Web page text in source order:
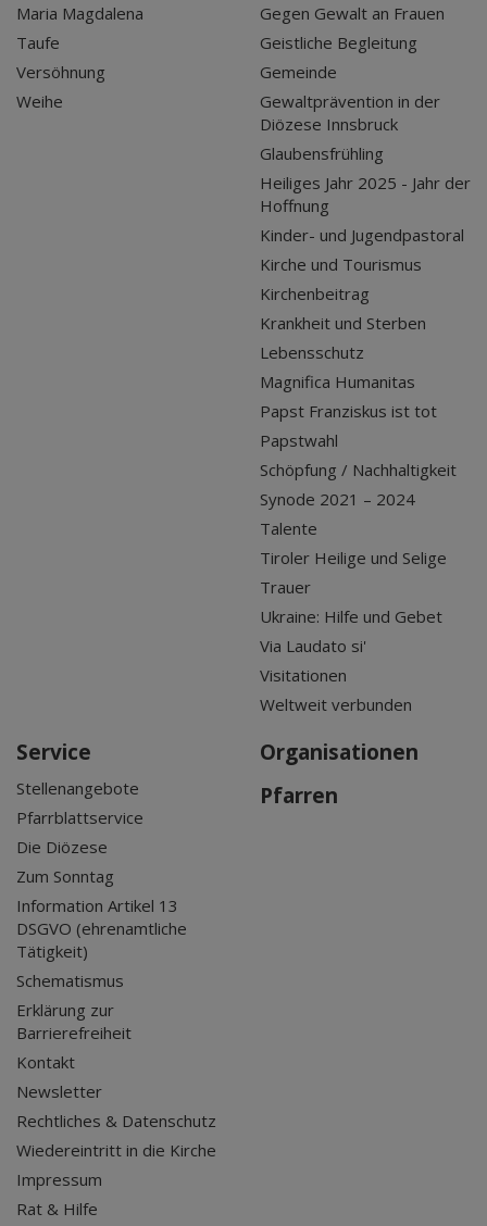
Maria Magdalena
Taufe
Versöhnung
Weihe
Gegen Gewalt an Frauen
Geistliche Begleitung
Gemeinde
Gewaltprävention in der
Diözese Innsbruck
Glaubensfrühling
Heiliges Jahr 2025 - Jahr der
Hoffnung
Kinder- und Jugendpastoral
Kirche und Tourismus
Kirchenbeitrag
Krankheit und Sterben
Lebensschutz
Magnifica Humanitas
Papst Franziskus ist tot
Papstwahl
Schöpfung / Nachhaltigkeit
Synode 2021 – 2024
Talente
Tiroler Heilige und Selige
Trauer
Ukraine: Hilfe und Gebet
Via Laudato si'
Visitationen
Weltweit verbunden
Service
Stellenangebote
Pfarrblattservice
Die Diözese
Zum Sonntag
Information Artikel 13
DSGVO (ehrenamtliche
Tätigkeit)
Schematismus
Erklärung zur
Barrierefreiheit
Kontakt
Newsletter
Rechtliches & Datenschutz
Wiedereintritt in die Kirche
Impressum
Rat & Hilfe
Organisationen
Pfarren